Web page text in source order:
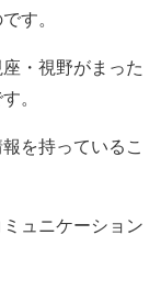
す。
・視野がまった
。
を持っているこ
ュニケーション